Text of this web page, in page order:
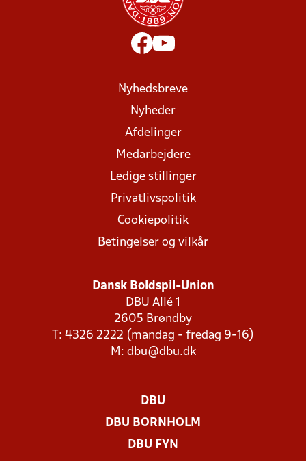
Nyhedsbreve
Nyheder
Afdelinger
Medarbejdere
Ledige stillinger
Privatlivspolitik
Cookiepolitik
Betingelser og vilkår
Dansk Boldspil-Union
DBU Allé 1
2605 Brøndby
T: 4326 2222 (mandag - fredag 9-16)
M: dbu@dbu.dk
DBU
DBU BORNHOLM
DBU FYN